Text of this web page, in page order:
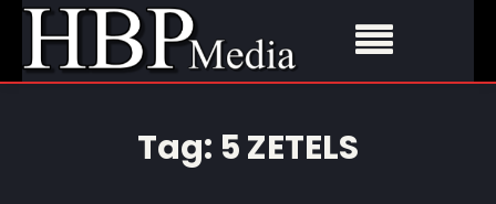
Tag: 5 ZETELS